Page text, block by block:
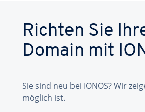
Richten Sie
Domain mit
Sie sind neu bei IONOS? Wir
möglich ist.